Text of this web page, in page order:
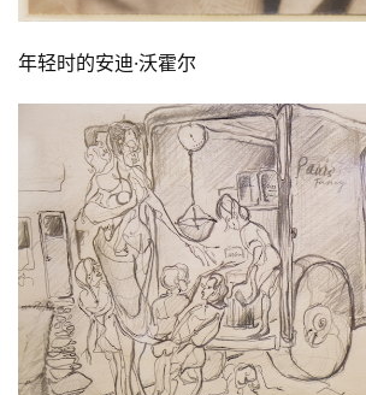
年轻时的安迪·沃霍尔